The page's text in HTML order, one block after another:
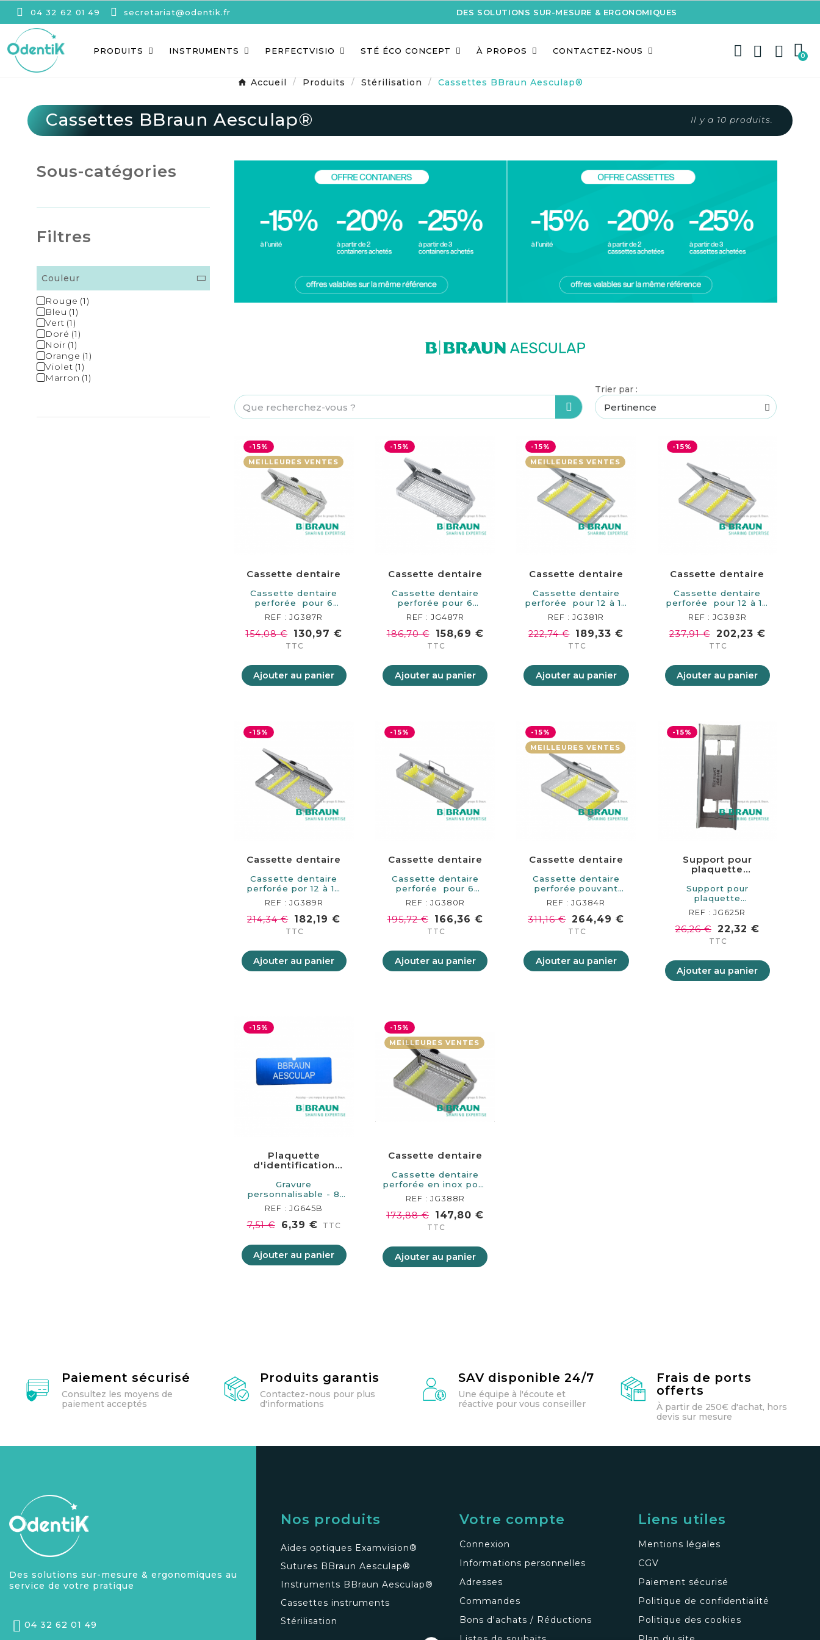
04 32 62 01 49 secretariat@odentik.fr DES SOLUTIONS SUR-MESURE & ERGONOMIQUES
PRODUITS INSTRUMENTS PERFECTVISIO STÉ ÉCO CONCEPT À PROPOS CONTACTEZ-NOUS
Accueil Produits Stérilisation Cassettes BBraun Aesculap®
Cassettes BBraun Aesculap® Il y a 10 produits.
Sous-catégories
Filtres
Couleur
Rouge
Bleu
Vert
Doré
Noir
Orange
Violet
Marron
Trier par :
-15%
MEILLEURES VENTES
Cassette dentaire
Cassette dentaire
perforée pour 6
instruments.…
REF : JG387R
154,08 € 130,97 €
TTC
Ajouter au panier
-15%
Cassette dentaire
Cassette dentaire
perforée pour 6
instruments.…
REF : JG487R
186,70 € 158,69 €
TTC
Ajouter au panier
-15%
MEILLEURES VENTES
Cassette dentaire
Cassette dentaire
perforée pour 12 à 14
instruments.…
REF : JG381R
222,74 € 189,33 €
TTC
Ajouter au panier
-15%
Cassette dentaire
Cassette dentaire
perforée pour 12 à 14
instruments.…
REF : JG383R
237,91 € 202,23 €
TTC
Ajouter au panier
-15%
Cassette dentaire
Cassette dentaire
perforée por 12 à 14
instruments.…
REF : JG389R
214,34 € 182,19 €
TTC
Ajouter au panier
-15%
Cassette dentaire
Cassette dentaire
perforée pour 6
instruments.…
REF : JG380R
195,72 € 166,36 €
TTC
Ajouter au panier
-15%
MEILLEURES VENTES
Cassette dentaire
Cassette dentaire
perforée pouvant
accueillir 12 à 14…
REF : JG384R
311,16 € 264,49 €
TTC
Ajouter au panier
-15%
Support pour
plaquette
Support pour
plaquette
d'identification.
S'adapte sur…
REF : JG625R
26,26 € 22,32 €
TTC
Ajouter au panier
-15%
Plaquette
d'identification
Gravure
personnalisable - 8
couleurs au choix.
Rouge…
REF : JG645B
7,51 € 6,39 € TTC
Ajouter au panier
-15%
MEILLEURES VENTES
Cassette dentaire
Cassette dentaire
perforée en inox pour
9 instruments.…
REF : JG388R
173,88 € 147,80 €
TTC
Ajouter au panier
Paiement sécurisé
Consultez les moyens de
paiement acceptés
Produits garantis
Contactez-nous pour plus
d'informations
SAV disponible 24/7
Une équipe à l'écoute et
réactive pour vous conseiller
Frais de ports
offerts
À partir de 250€ d'achat, hors
devis sur mesure
Des solutions sur-mesure & ergonomiques au
service de votre pratique
04 32 62 01 49
Nos produits
Aides optiques Examvision®
Sutures BBraun Aesculap®
Instruments BBraun Aesculap®
Cassettes instruments
Stérilisation
Votre compte
Connexion
Informations personnelles
Adresses
Commandes
Bons d'achats / Réductions
Liens utiles
Mentions légales
CGV
Paiement sécurisé
Politique de confidentialité
Politique des cookies